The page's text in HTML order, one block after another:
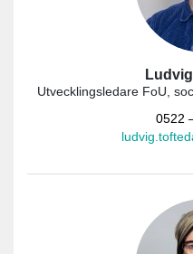
Utvecklingsledare FoU,
0522